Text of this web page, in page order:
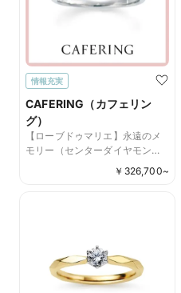
情報充実
CAFERING（カフェリン
グ）
【ローブドゥマリエ】永遠のメ
モリー（センターダイヤモン
￥ 326,700~